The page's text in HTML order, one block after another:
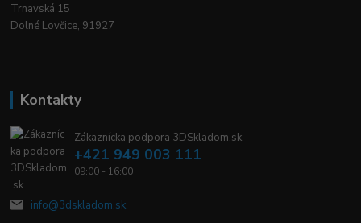
Trnavská 15
Dolné Lovčice, 91927
Kontakty
Zákaznícka podpora 3DSkladom.sk
+421 949 003 111
09:00 - 16:00
info@3dskladom.sk